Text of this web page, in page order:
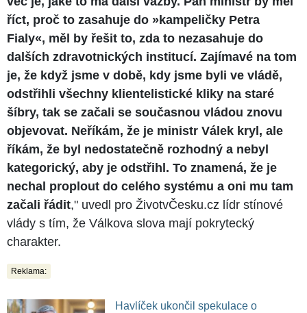
říct, proč to zasahuje do »kampeličky Petra
Fialy«, měl by řešit to, zda to nezasahuje do
dalších zdravotnických institucí. Zajímavé na tom
je, že když jsme v době, kdy jsme byli ve vládě,
odstřihli všechny klientelistické kliky na staré
šíbry, tak se začali se současnou vládou znovu
objevovat. Neříkám, že je ministr Válek kryl, ale
říkám, že byl nedostatečně rozhodný a nebyl
kategorický, aby je odstřihl. To znamená, že je
nechal proplout do celého systému a oni mu tam
začali řádit," uvedl pro ŽivotvČesku.cz lídr stínové
vlády s tím, že Válkova slova mají pokrytecký
charakter.
Reklama:
Havlíček ukončil spekulace o